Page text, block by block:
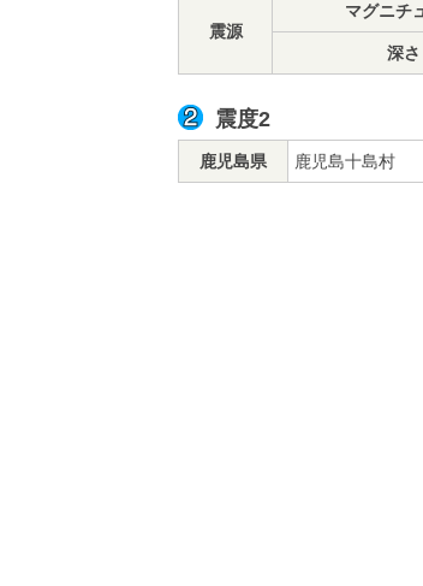
震源
マグニチ
深さ
震度2
鹿児島県 鹿児島十島村